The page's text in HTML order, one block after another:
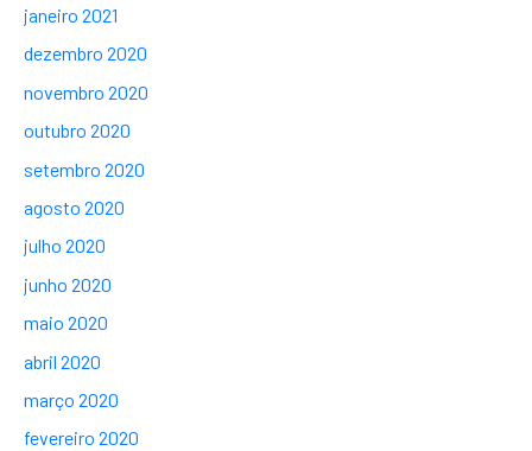
janeiro 2021
dezembro 2020
novembro 2020
outubro 2020
setembro 2020
agosto 2020
julho 2020
junho 2020
maio 2020
abril 2020
março 2020
fevereiro 2020